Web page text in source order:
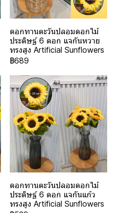
ดอกทานตะวันปลอมดอกไม้
ประดิษฐ์ 6 ดอก แจกันหวาย
ทรงสูง Artificial Sunflowers
฿689
ดอกทานตะวันปลอมดอกไม้
ประดิษฐ์ 6 ดอก แจกันแก้ว
ทรงสูง Artificial Sunflowers